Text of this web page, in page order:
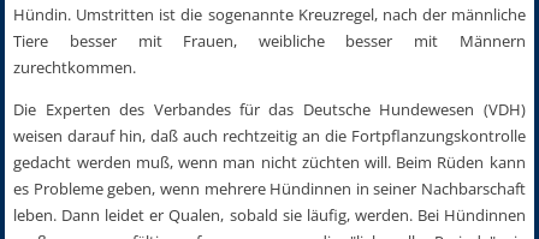
Hündin. Umstritten ist die sogenannte Kreuzregel, nach der männliche
Tiere besser mit Frauen, weibliche besser mit Männern
zurechtkommen.
Die Experten des Verbandes für das Deutsche Hundewesen (VDH)
weisen darauf hin, daß auch rechtzeitig an die Fortpflanzungskontrolle
gedacht werden muß, wenn man nicht züchten will. Beim Rüden kann
es Probleme geben, wenn mehrere Hündinnen in seiner Nachbarschaft
leben. Dann leidet er Qualen, sobald sie läufig, werden. Bei Hündinnen